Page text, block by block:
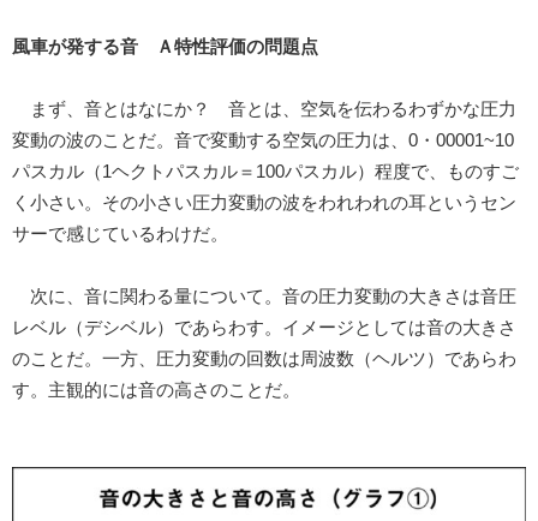
風車が発する音 Ａ特性評価の問題点
まず、音とはなにか？ 音とは、空気を伝わるわずかな圧力
変動の波のことだ。音で変動する空気の圧力は、0・00001~10
パスカル（1ヘクトパスカル＝100パスカル）程度で、ものすご
く小さい。その小さい圧力変動の波をわれわれの耳というセン
サーで感じているわけだ。
次に、音に関わる量について。音の圧力変動の大きさは音圧
レベル（デシベル）であらわす。イメージとしては音の大きさ
のことだ。一方、圧力変動の回数は周波数（ヘルツ）であらわ
す。主観的には音の高さのことだ。